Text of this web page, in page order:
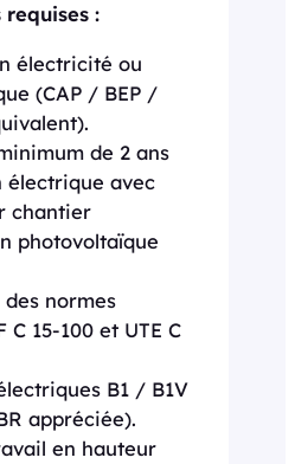
requises :
électricité ou
(CAP / BEP /
de 2 ans
électrique avec
chantier
photovoltaïque
des normes
15-100 et UTE C
B1 / B1V
appréciée).
en hauteur